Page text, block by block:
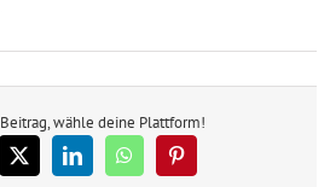
wähle deine Plattform!
X LinkedInWhatsAppPinterest